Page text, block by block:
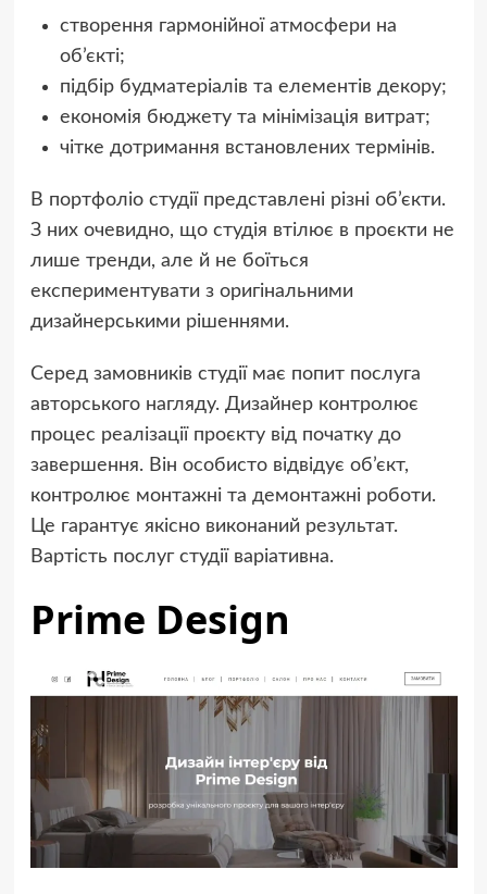
створення гармонійної атмосфери на
об’єкті;
підбір будматеріалів та елементів декору;
економія бюджету та мінімізація витрат;
чітке дотримання встановлених термінів.
В портфоліо студії представлені різні об’єкти.
З них очевидно, що студія втілює в проєкти не
лише тренди, але й не боїться
експериментувати з оригінальними
дизайнерськими рішеннями.
Серед замовників студії має попит послуга
авторського нагляду. Дизайнер контролює
процес реалізації проєкту від початку до
завершення. Він особисто відвідує об’єкт,
контролює монтажні та демонтажні роботи.
Це гарантує якісно виконаний результат.
Вартість послуг студії варіативна.
Prime Design